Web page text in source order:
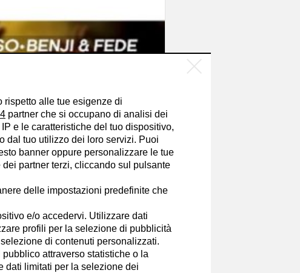
rispetto alle tue esigenze di
partner che si occupano di analisi dei
e le caratteristiche del tuo dispositivo,
dal tuo utilizzo dei loro servizi. Puoi
banner oppure personalizzare le tue
partner terzi, cliccando sul pulsante
delle impostazioni predefinite che
e/o accedervi. Utilizzare dati
profili per la selezione di pubblicità
di contenuti personalizzati.
attraverso statistiche o la
dati limitati per la selezione dei